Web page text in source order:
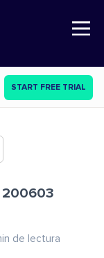
Open Nav
START FREE TRIAL
200603
de lectura